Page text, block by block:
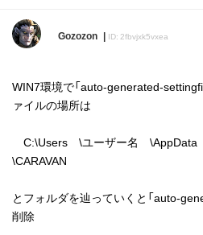
Gozozon ID: 2fbvjxk5vxea
WIN7環境で「auto-generated-
ァイルの場所は
C:\Users \ユーザー名 \AppData
\CARAVAN
とフォルダを辿っていくと「auto-
削除